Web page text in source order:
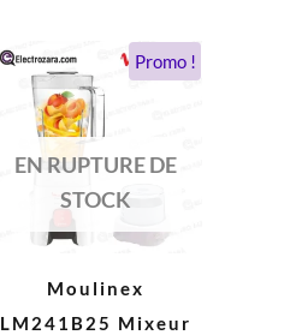
Promo !
EN RUPTURE DE
STOCK
Moulinex
LM241B25 Mixeur
prix
initial
était :
900 DH.
Le
prix
475 DH.